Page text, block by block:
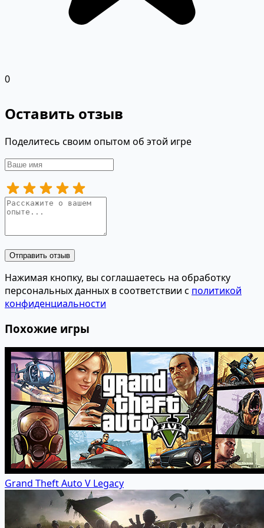
0
Оставить отзыв
Поделитесь своим опытом об этой игре
Отправить отзыв
Нажимая кнопку, вы соглашаетесь на обработку
персональных данных в соответствии с политикой
конфиденциальности
Похожие игры
Grand Theft Auto V Legacy